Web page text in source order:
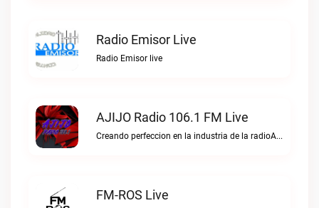
Radio Emisor Live
Radio Emisor live
AJIJO Radio 106.1 FM Live
Creando perfeccion en la industria de la radioAJIJO Radio 106.1 FM live
FM-ROS Live